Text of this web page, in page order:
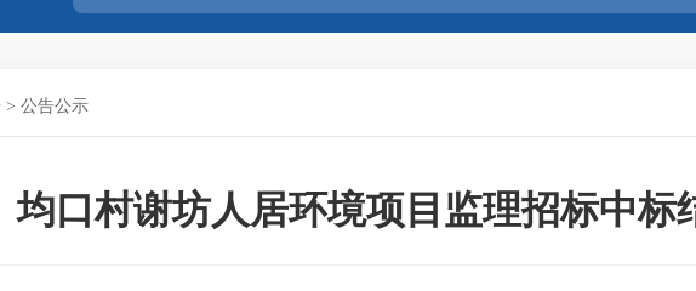
> 公告公示
均口村谢坊人居环境项目监理招标中标